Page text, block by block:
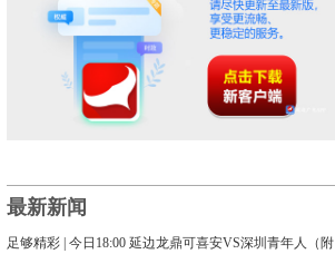
最新新闻
足够精彩 | 今日18:00 延边龙鼎可喜安VS深圳青年人（附